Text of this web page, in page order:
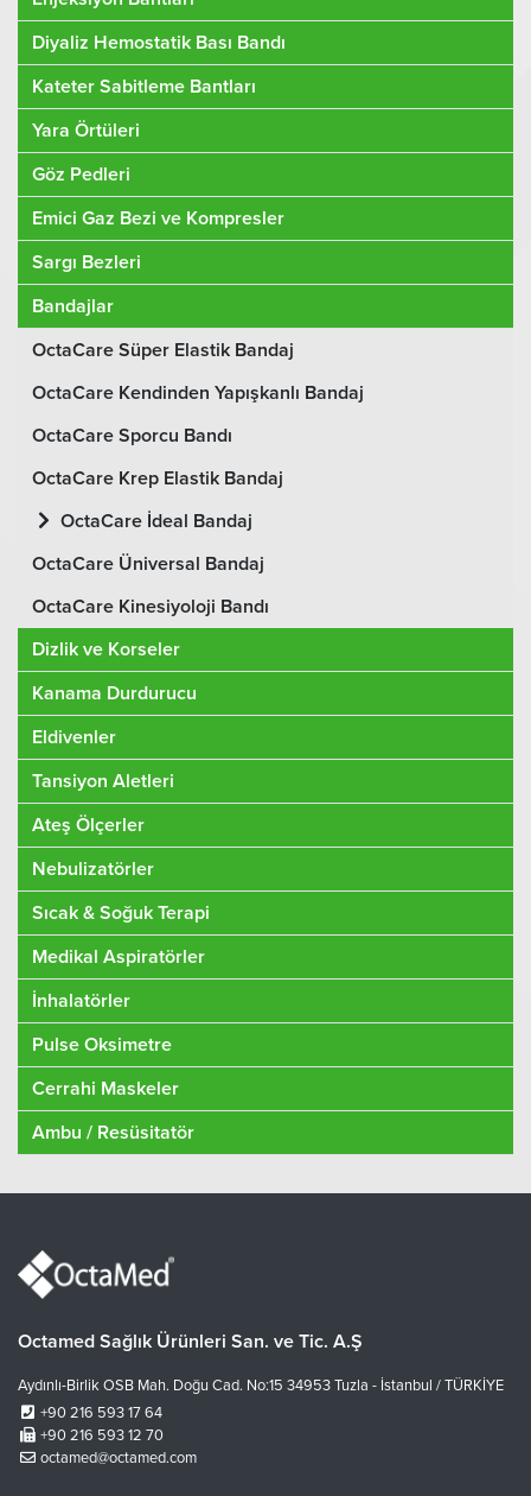
Diyaliz Hemostatik Bası Bandı
Kateter Sabitleme Bantları
Yara Örtüleri
Göz Pedleri
Emici Gaz Bezi ve Kompresler
Sargı Bezleri
Bandajlar
OctaCare Süper Elastik Bandaj
OctaCare Kendinden Yapışkanlı Bandaj
OctaCare Sporcu Bandı
OctaCare Krep Elastik Bandaj
OctaCare İdeal Bandaj
OctaCare Üniversal Bandaj
OctaCare Kinesiyoloji Bandı
Dizlik ve Korseler
Kanama Durdurucu
Eldivenler
Tansiyon Aletleri
Ateş Ölçerler
Nebulizatörler
Sıcak & Soğuk Terapi
Medikal Aspiratörler
İnhalatörler
Pulse Oksimetre
Cerrahi Maskeler
Ambu / Resüsitatör
Octamed Sağlık Ürünleri San. ve Tic. A.Ş
Aydınlı-Birlik OSB Mah. Doğu Cad. No:15 34953 Tuzla - İstanbul / TÜRKİYE
+90 216 593 17 64
+90 216 593 12 70
octamed@octamed.com